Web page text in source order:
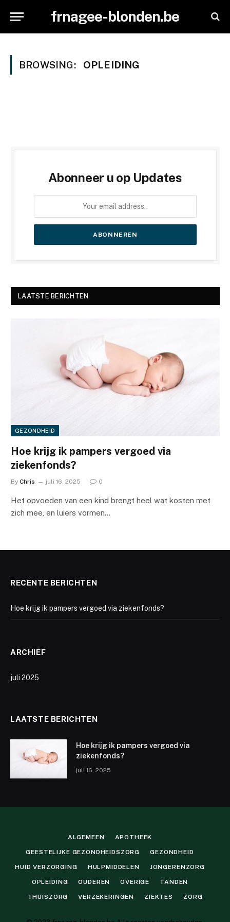
frnagee-blonden.be
BROWSING: OPLEIDING
Abonneer u op Updates
LAATSTE BERICHTEN
GEZONDHEID
Hoe krijg ik pampers vergoed via
ziekenfonds?
By Chris juli 16, 2025 0
Het opvoeden van een kind brengt heel wat kosten met
zich mee, en luiers vormen…
RECENTE BERICHTEN
Hoe krijg ik pampers vergoed via ziekenfonds?
ARCHIEF
juli 2025
LAATSTE BERICHTEN
Hoe krijg ik pampers vergoed via
ziekenfonds?
juli 16, 2025
ALGEMEEN APOTHEEK
GEESTELIJKE GEZONDHEIDSZORG GEZONDHEID
HUID VERZORGING HULPMIDDELEN JONGERENZORG
OPLEIDING OUDEREN OVERIGE TANDEN
THUISZORG VERZEKERINGEN ZIEKTES ZORG